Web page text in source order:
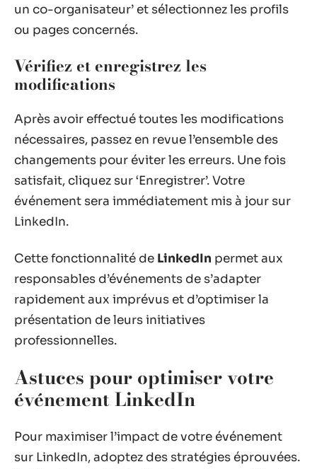
un co-organisateur’ et sélectionnez les profils
ou pages concernés.
Vérifiez et enregistrez les
modifications
Après avoir effectué toutes les modifications
nécessaires, passez en revue l’ensemble des
changements pour éviter les erreurs. Une fois
satisfait, cliquez sur ‘Enregistrer’. Votre
événement sera immédiatement mis à jour sur
LinkedIn.
Cette fonctionnalité de LinkedIn permet aux
responsables d’événements de s’adapter
rapidement aux imprévus et d’optimiser la
présentation de leurs initiatives
professionnelles.
Astuces pour optimiser votre
événement LinkedIn
Pour maximiser l’impact de votre événement
sur LinkedIn, adoptez des stratégies éprouvées.